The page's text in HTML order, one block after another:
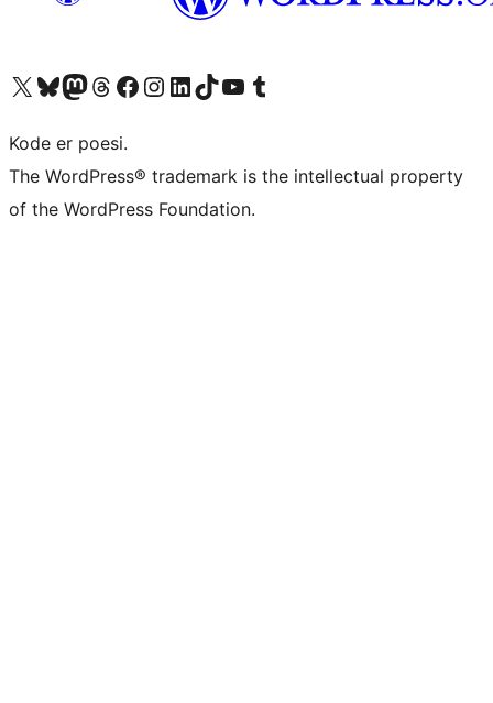
Besøk vår konto på X Visit our Bluesky account
Besøk vår Mastodon-konto
Visit our Threads account
Besøk vår Facebook-sideBesøk vår Instagram-konto
Besøk vår LinkedIn-konto
Visit our TikTok account
Visit our YouTube channel
Visit our Tumblr account
Kode er poesi.
The WordPress® trademark is the intellectual property
of the WordPress Foundation.